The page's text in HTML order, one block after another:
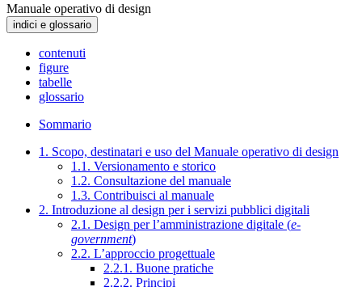
Manuale operativo di design
indici e glossario
contenuti
figure
tabelle
glossario
Sommario
1. Scopo, destinatari e uso del Manuale operativo di design
1.1. Versionamento e storico
1.2. Consultazione del manuale
1.3. Contribuisci al manuale
2. Introduzione al design per i servizi pubblici digitali
2.1. Design per l’amministrazione digitale (e-
government)
2.2. L’approccio progettuale
2.2.1. Buone pratiche
2.2.2. Principi